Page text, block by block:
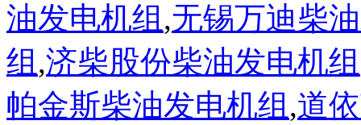
油发电机组 ,无锡万迪柴
组 ,济柴股份柴油发电机组
帕金斯柴油发电机组 ,道